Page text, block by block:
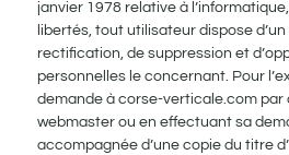
janvier 1978 relative à
libertés, tout utilisateur dispose
rectification, de suppression et
personnelles le concernant. Pour
demande à corse-verticale.com par
webmaster ou en effectuant sa
accompagnée d’une copie du titre